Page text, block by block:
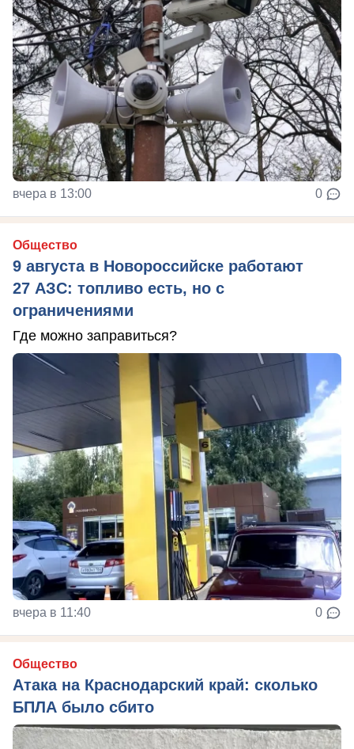
вчера в 13:00 0
Общество
9 августа в Новороссийске работают
27 АЗС: топливо есть, но с
ограничениями
Где можно заправиться?
вчера в 11:40 0
Общество
Атака на Краснодарский край: сколько
БПЛА было сбито